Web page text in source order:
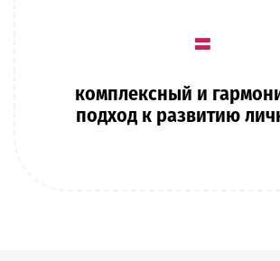
=
комплексный и
подход к развитию